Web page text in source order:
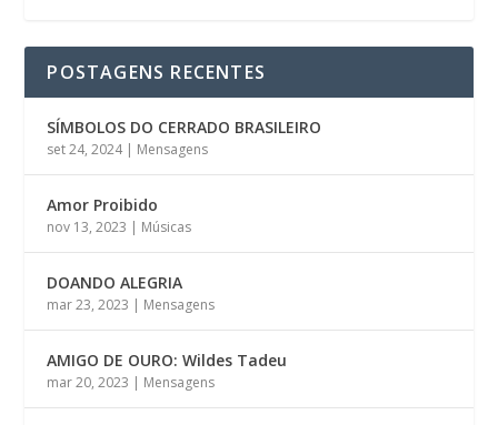
POSTAGENS RECENTES
SÍMBOLOS DO CERRADO BRASILEIRO
set 24, 2024| Mensagens
Amor Proibido
nov 13, 2023 | Músicas
DOANDO ALEGRIA
mar 23, 2023 | Mensagens
AMIGO DE OURO: Wildes Tadeu
mar 20, 2023 | Mensagens